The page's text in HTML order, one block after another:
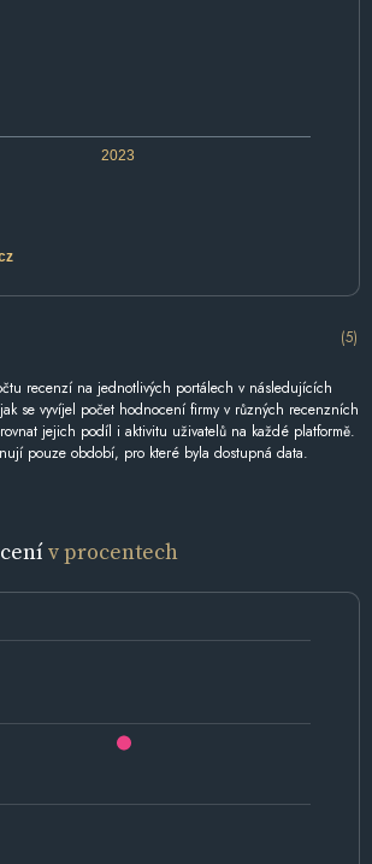
2023
(5)
recenzí na jednotlivých portálech v následujících
se vyvíjel počet hodnocení firmy v různých recenzních
jejich podíl i aktivitu uživatelů na každé platformě.
pouze období, pro které byla dostupná data.
v procentech